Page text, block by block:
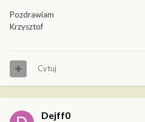
Pozdrawiam
Krzysztof
Cytuj
Dejff0